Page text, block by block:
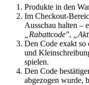
Produkte in den
Im Checkout-
Ausschau halten –
„Rabattcode",
Den Code exakt so
und
spielen.
Den Code
abgezogen wurde,